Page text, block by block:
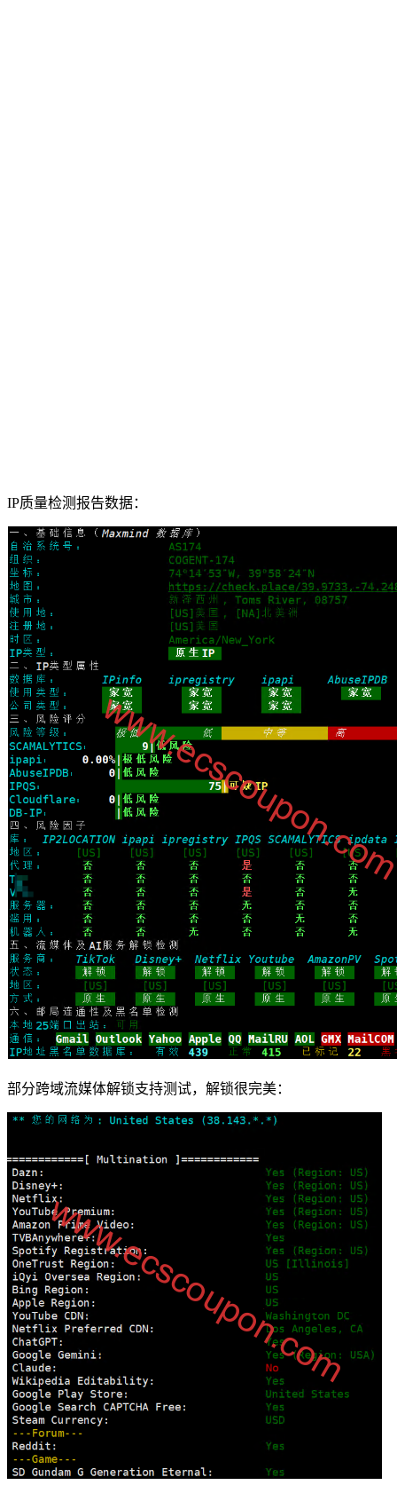
IP质量检测报告数据：
部分跨域流媒体解锁支持测试，解锁很完美：